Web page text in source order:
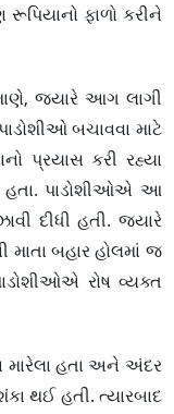
રૂપિયાનો ફાળો કરીને
જ્યારે આગ લાગી
બચાવવા માટે
પ્રયાસ કરી રહ્યા
હતા. પાડોશીઓએ આ
દીધી હતી. જ્યારે
માતા બહાર હોલમાં જ
રોષ વ્યક્ત
મારેલા હતા અને અંદર
થઈ હતી. ત્યારબાદ